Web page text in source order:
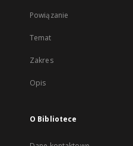
Powiązanie
Temat
Zakres
Opis
O Bibliotece